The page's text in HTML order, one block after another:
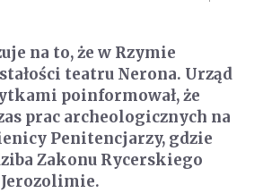
na to, że w Rzymie
teatru Nerona. Urząd
poinformował, że
prac archeologicznych na
Penitencjarzy, gdzie
Zakonu Rycerskiego
Jerozolimie.